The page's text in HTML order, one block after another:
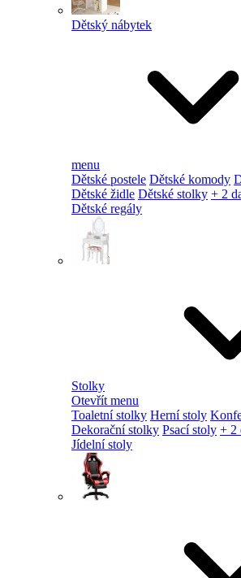
Dětský nábytek
menu
Dětské postele Dětské komody
Dětské židle Dětské stolky + 2
Dětské regály
Stolky
Otevřít menu
Toaletní stolky Herní stoly
Dekorační stolky Psací stoly + 2
Jídelní stoly